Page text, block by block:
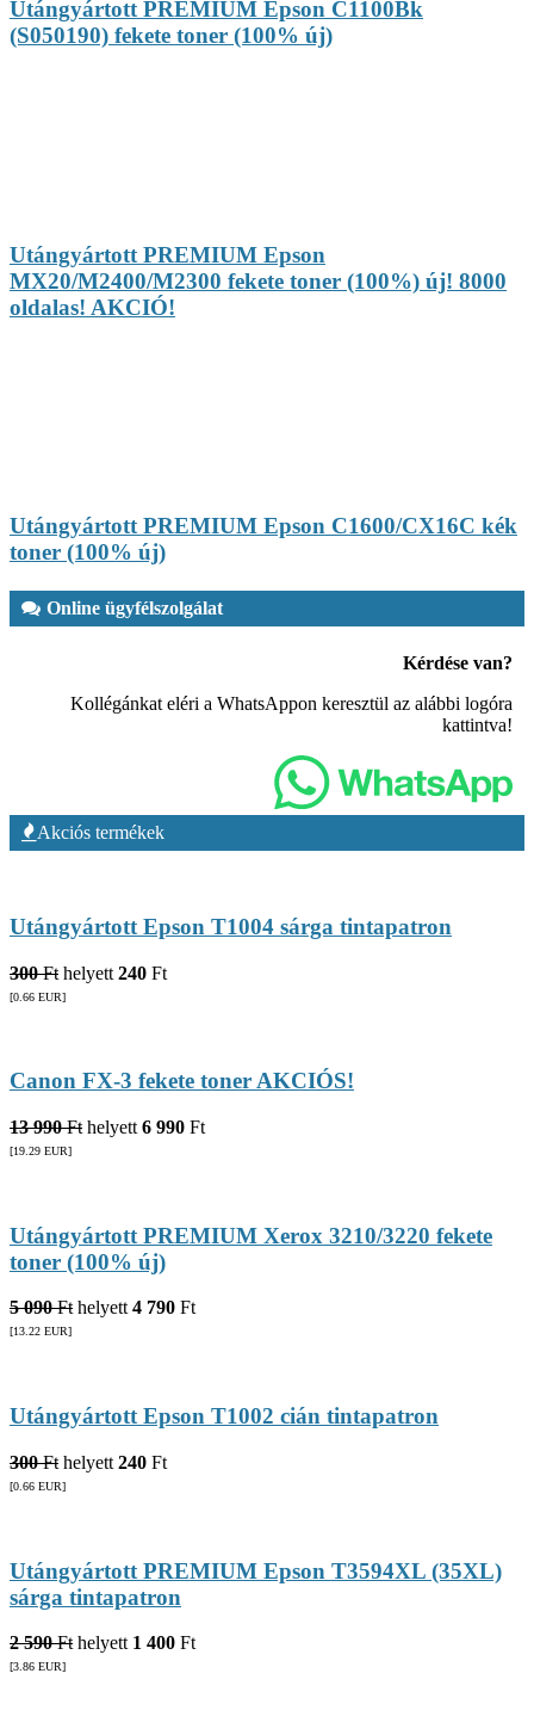
Utángyártott PREMIUM Epson C1100Bk
(S050190) fekete toner (100% új)
Utángyártott PREMIUM Epson
MX20/M2400/M2300 fekete toner (100%) új! 8000
oldalas! AKCIÓ!
Utángyártott PREMIUM Epson C1600/CX16C kék
toner (100% új)
Online ügyfélszolgálat
Kérdése van?
Kollégánkat eléri a WhatsAppon keresztül az alábbi logóra
kattintva!
Akciós termékek
Utángyártott Epson T1004 sárga tintapatron
300 Ft helyett 240 Ft
[0.66 EUR]
Canon FX-3 fekete toner AKCIÓS!
13 990 Ft helyett 6 990 Ft
[19.29 EUR]
Utángyártott PREMIUM Xerox 3210/3220 fekete
toner (100% új)
5 090 Fthelyett4 790 Ft
[13.22 EUR]
Utángyártott Epson T1002 cián tintapatron
300 Ft helyett 240 Ft
[0.66 EUR]
Utángyártott PREMIUM Epson T3594XL (35XL)
sárga tintapatron
2 590 Ft helyett 1 400 Ft
[3.86 EUR]